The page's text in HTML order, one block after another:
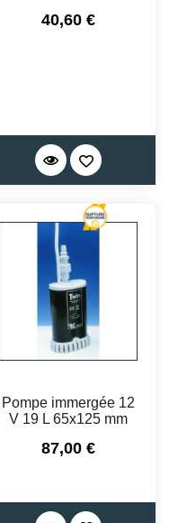
Prix
40,60 €
Pompe immergée 12
V 19 L 65x125 mm
Prix
87,00 €